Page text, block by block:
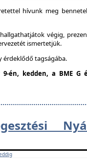
hívunk meg
végig,
ismertetjük.
érdeklődő tagságába.
én, kedden, a BME G